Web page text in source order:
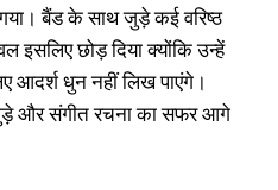
गया। बैंड के साथ जुड़े कई वरिष्ठ
छोड़ दिया क्योंकि उन्हें
आदर्श धुन नहीं लिख पाएंगे।
और संगीत रचना का सफर आगे